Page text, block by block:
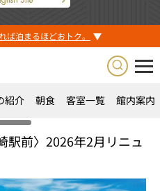
ば泊まるほどおトク。
紹介 朝食 客室一覧 館内案内
駅前〉2026年2月リニュ